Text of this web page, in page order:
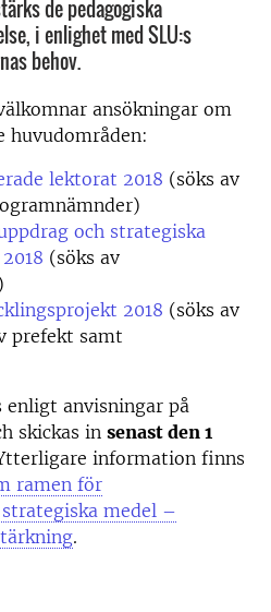
de pedagogiska
i enlighet med SLU:s
behov.
ansökningar om
huvudområden:
lektorat 2018 (söks av
och strategiska
(söks av
2018 (söks av
prefekt samt
anvisningar på
skickas in senast den 1
information finns
ramen för
medel –
.